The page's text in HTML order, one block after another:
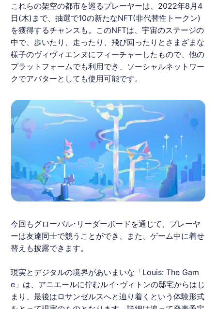
これらの架空の都市を巡るプレーヤーは、2022年8月4
日(木)まで、抽選で10の新たなNFT(非代替性トークン)
を獲得するチャンスも。このNFTは、宇宙のステージの
中で、歩いたり、走ったり、飛び回ったりとさまざまな
様子のヴィヴィエンヌにフィーチャーしたもので、他の
プラットフォームでも利用でき、ソーシャルネットワー
クでアバターとしても使用可能です。
今回もグローバル･リーダーボードを通じて、プレーヤ
ーは友達同士で競うことができ、また、ゲーム中に着せ
替えも披露できます。
現実とデジタルの境界があいまいな「Louis: The Gam
e」は、アニエールに佇むルイ･ヴィトンの邸宅からはじ
まり、最後はロサンゼルスへと辿り着くという体験形式